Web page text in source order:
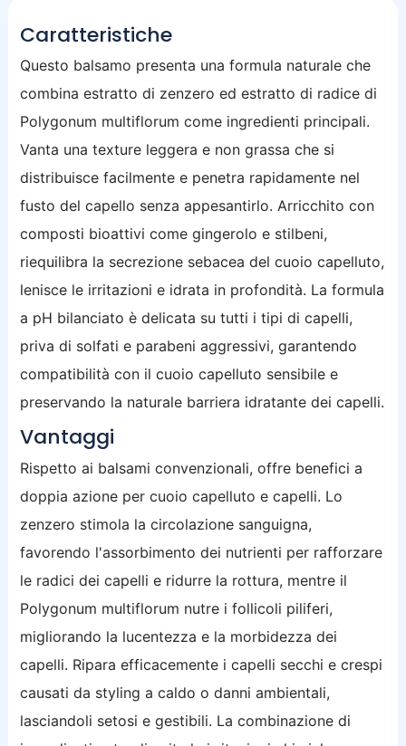
Caratteristiche
Questo balsamo presenta una formula naturale che
combina estratto di zenzero ed estratto di radice di
Polygonum multiflorum come ingredienti principali.
Vanta una texture leggera e non grassa che si
distribuisce facilmente e penetra rapidamente nel
fusto del capello senza appesantirlo. Arricchito con
composti bioattivi come gingerolo e stilbeni,
riequilibra la secrezione sebacea del cuoio capelluto,
lenisce le irritazioni e idrata in profondità. La formula
a pH bilanciato è delicata su tutti i tipi di capelli,
priva di solfati e parabeni aggressivi, garantendo
compatibilità con il cuoio capelluto sensibile e
preservando la naturale barriera idratante dei capelli.
Vantaggi
Rispetto ai balsami convenzionali, offre benefici a
doppia azione per cuoio capelluto e capelli. Lo
zenzero stimola la circolazione sanguigna,
favorendo l'assorbimento dei nutrienti per rafforzare
le radici dei capelli e ridurre la rottura, mentre il
Polygonum multiflorum nutre i follicoli piliferi,
migliorando la lucentezza e la morbidezza dei
capelli. Ripara efficacemente i capelli secchi e crespi
causati da styling a caldo o danni ambientali,
lasciandoli setosi e gestibili. La combinazione di